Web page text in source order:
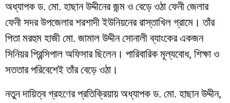
অধ্যাপক ড. মো. হাছান উদ্দীনের জন্ম ও বেড়ে ওঠা ফেনী জেলার
ফেনী সদর উপজেলার শরশাদী ইউনিয়নের রাস্তাখিল গ্রামে। তাঁর
পিতা মরহুম হাজী মো. জামাল উদ্দীন সোনালী ব্যাংকের একজন
সিনিয়র প্রিন্সিপাল অফিসার ছিলেন। পারিবারিক মূল্যবোধ, শিক্ষা ও
সততার পরিবেশেই তাঁর বেড়ে ওঠা।
নতুন দায়িত্ব গ্রহণের প্রতিক্রিয়ায় অধ্যাপক ড. মো. হাছান উদ্দীন,